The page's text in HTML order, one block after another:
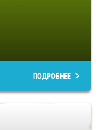
ПОДРОБНЕЕ